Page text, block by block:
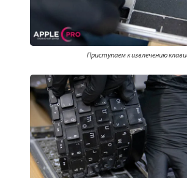
Приступаем к извлечению